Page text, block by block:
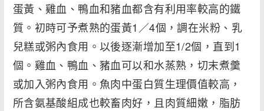
蛋黃、雞血、鴨血和豬血都含有利用率較高的鐵
質。初時可予煮熟的蛋黃1／4個，調在米粉、乳
兒糕或粥內食用。以後逐漸增加至1/2個，直到1
個。雞血、鴨血、豬血可以和水蒸熟，切末煮羹
或加入粥內食用。魚肉中蛋白質生理價值較高，
所含氨基酸組成也較畜肉好，且肉質細嫩，脂肪